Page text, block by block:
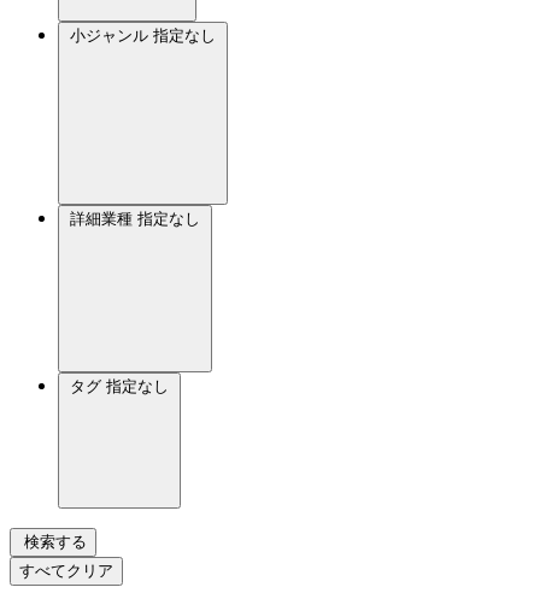
小ジャンル 指定なし
詳細業種 指定なし
タグ 指定なし
検索する
すべてクリア